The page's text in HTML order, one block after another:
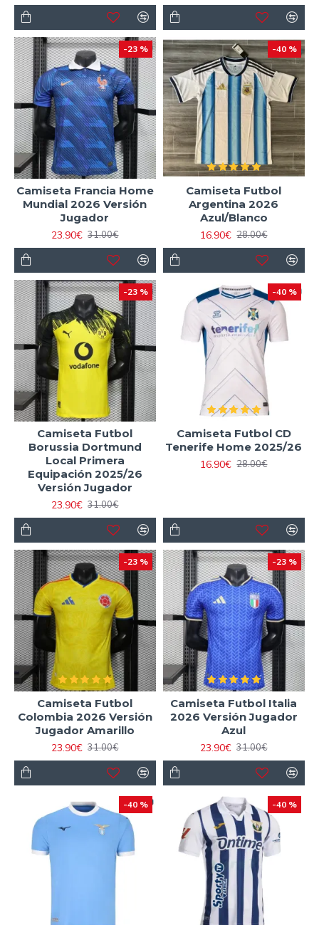
-23 %
Camiseta Francia Home
Mundial 2026 Versión
Jugador
23.90€ 31.00€
-40 %
Camiseta Futbol
Argentina 2026
Azul/Blanco
16.90€ 28.00€
-23 %
Camiseta Futbol
Borussia Dortmund
Local Primera
Equipación 2025/26
Versión Jugador
23.90€ 31.00€
-40 %
Camiseta Futbol CD
Tenerife Home 2025/26
16.90€ 28.00€
-23 %
Camiseta Futbol
Colombia 2026 Versión
Jugador Amarillo
23.90€ 31.00€
-23 %
Camiseta Futbol Italia
2026 Versión Jugador
Azul
23.90€ 31.00€
-40 % -40 %